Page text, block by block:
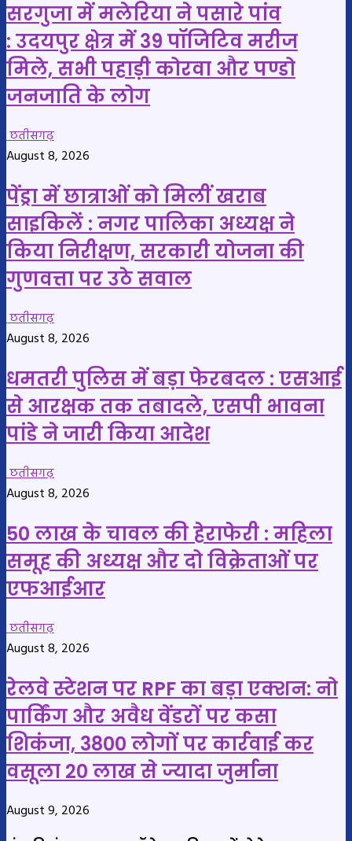
सरगुजा में मलेरिया ने पसारे पांव
: उदयपुर क्षेत्र में 39 पॉजिटिव मरीज
मिले, सभी पहाड़ी कोरवा और पण्डो
जनजाति के लोग
छतीसगढ़
August 8, 2026
पेंड्रा में छात्राओं को मिलीं खराब
साइकिलें : नगर पालिका अध्यक्ष ने
किया निरीक्षण, सरकारी योजना की
गुणवत्ता पर उठे सवाल
छतीसगढ़
August 8, 2026
धमतरी पुलिस में बड़ा फेरबदल : एसआई
से आरक्षक तक तबादले, एसपी भावना
पांडे ने जारी किया आदेश
छतीसगढ़
August 8, 2026
50 लाख के चावल की हेराफेरी : महिला
समूह की अध्यक्ष और दो विक्रेताओं पर
एफआईआर
छतीसगढ़
August 8, 2026
रेलवे स्टेशन पर RPF का बड़ा एक्शन: नो
पार्किंग और अवैध वेंडरों पर कसा
शिकंजा, 3800 लोगों पर कार्रवाई कर
वसूला 20 लाख से ज्यादा जुर्माना
August 9, 2026